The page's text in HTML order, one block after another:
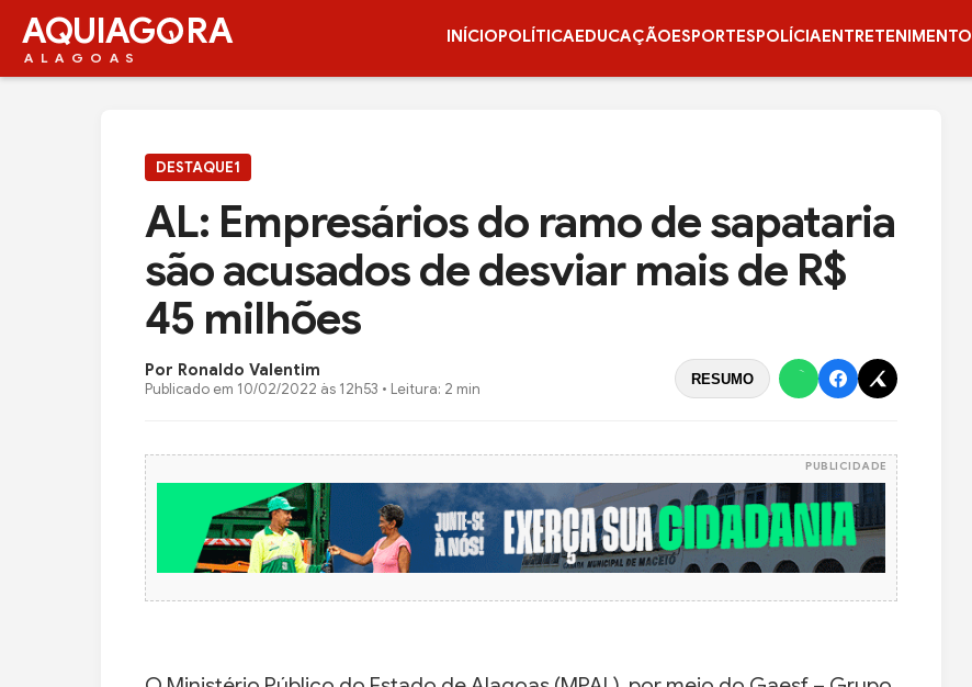
AQUIAG RA
ALAGOAS
INÍCIOPOLÍTICAEDUCAÇÃOESPORTESPOLÍCIAENTRETENIMENTO
DESTAQUE1
AL: Empresários do ramo de sapataria
são acusados de desviar mais de R$
45 milhões
Por Ronaldo Valentim
Publicado em 10/02/2022 às 12h53 • Leitura: 2 min
RESUMO
PUBLICIDADE